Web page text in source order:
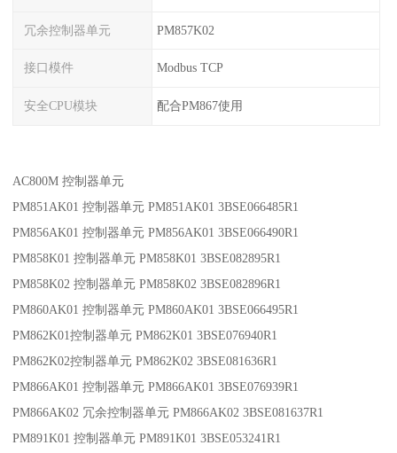
冗余控制器单元 PM857K02
接口模件 Modbus TCP
安全CPU模块 配合PM867使用
AC800M 控制器单元
PM851AK01 控制器单元 PM851AK01 3BSE066485R1
PM856AK01 控制器单元 PM856AK01 3BSE066490R1
PM858K01 控制器单元 PM858K01 3BSE082895R1
PM858K02 控制器单元 PM858K02 3BSE082896R1
PM860AK01 控制器单元 PM860AK01 3BSE066495R1
PM862K01控制器单元 PM862K01 3BSE076940R1
PM862K02控制器单元 PM862K02 3BSE081636R1
PM866AK01 控制器单元 PM866AK01 3BSE076939R1
PM866AK02 冗余控制器单元 PM866AK02 3BSE081637R1
PM891K01 控制器单元 PM891K01 3BSE053241R1